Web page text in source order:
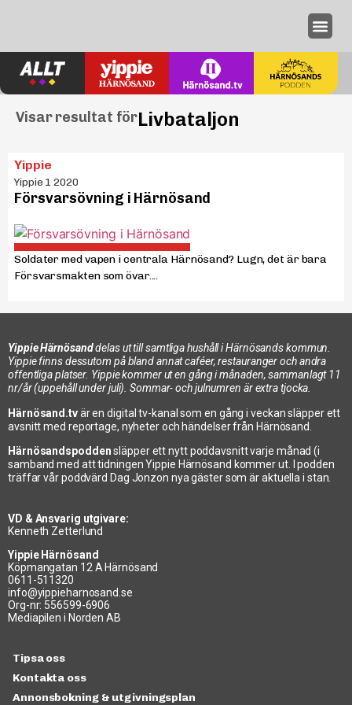
Visar resultat förLivbataljon
Yippie
Yippie 1 2020
Försvarsövning i Härnösand
Soldater med vapen i centrala Härnösand? Lugn, det är bara
Försvarsmakten som övar....
Yippie Härnösanddelas ut till samtliga hushåll i Härnösands kommun.
Yippie finns dessutom på bland annat caféer, restauranger och andra
offentliga platser. Yippie kommer ut en gång i månaden, sammanlagt 11
nr/år (uppehåll under juli). Sommar- och julnumren är extra tjocka.
Härnösand.tvär en digital tv-kanal som en gång i veckan släpper ett
avsnitt med reportage, nyheter och händelser från Härnösand.
Härnösandspoddensläpper ett nytt poddavsnitt varje månad (i
samband med att tidningen Yippie Härnösand kommer ut. I podden
träffar vår poddvärd Dag Jonzon nya gäster som är aktuella i stan.
VD & Ansvarig utgivare:
Kenneth Zetterlund
Yippie Härnösand
Köpmangatan 12 A Härnösand
0611-511320
info@yippieharnosand.se
Org-nr: 556599-6906
Mediapilen i Norden AB
Tipsa oss
Kontakta oss
Annonsbokning & utgivningsplan